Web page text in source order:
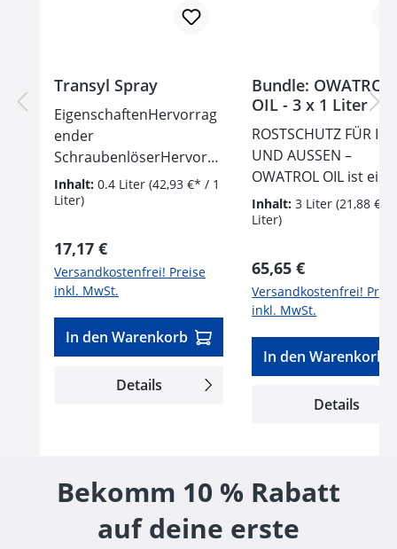
Transyl Spray
EigenschaftenHervorrag
ender
SchraubenlöserHervorra
gendes Schmier- und
GleitmittelDauerhafte
Feuchtigkeitsverdrängun
gÜberragende
Kriechfähigkeit, auch
Löst festsitzende, durch
Rost »verschweißte«
und andere bewegliche
Knirschen und
Quietschen von
Scharnieren,
Inhalt: 0.4 Liter (42,93 €* / 1
Liter)
Regulärer Preis:
17,17 €
Versandkostenfrei! Preise
inkl. MwSt.
In den Warenkorb
Details
Bundle: OWATROL
OIL - 3 x 1 Liter
ROSTSCHUTZ FÜR
UND AUSSEN –
OWATROL OIL ist ein
Rostschutzmittel für
Oberflächen.
Kunststoff, Glas,
erhält die Rostoptik
Oberflächen und
OLLER ROSTSCHUTZ –
elastischen
Einfache Anwendung,
ohne Sandstrahlen
Schleifen. Farbloser
Inhalt:3 Liter(21,88 €*
Liter)
Regulärer Preis:
65,65 €
Versandkostenfrei!
inkl. MwSt.
In den Warenkorb
Details
Bekomm 10 % Rabatt
auf deine erste